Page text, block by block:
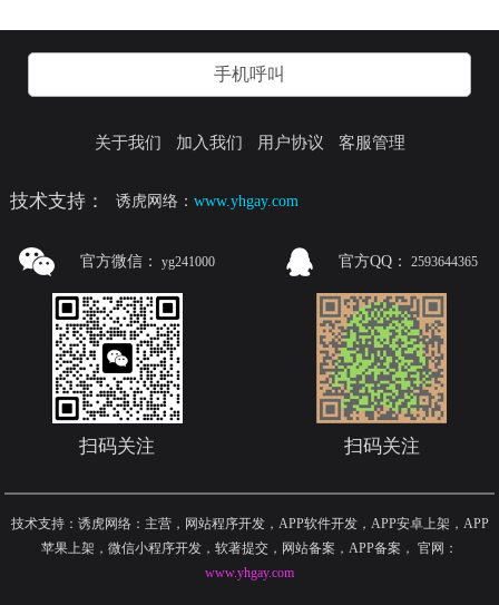
手机呼叫
关于我们 加入我们 用户协议 客服管理
技术支持： 诱虎网络：www.yhgay.com
官方微信： yg241000
扫码关注
官方QQ： 2593644365
扫码关注
技术支持：诱虎网络：主营，网站程序开发，APP软件开发，APP安卓上架，APP
苹果上架，微信小程序开发，软著提交，网站备案，APP备案 ， 官网：
www.yhgay.com